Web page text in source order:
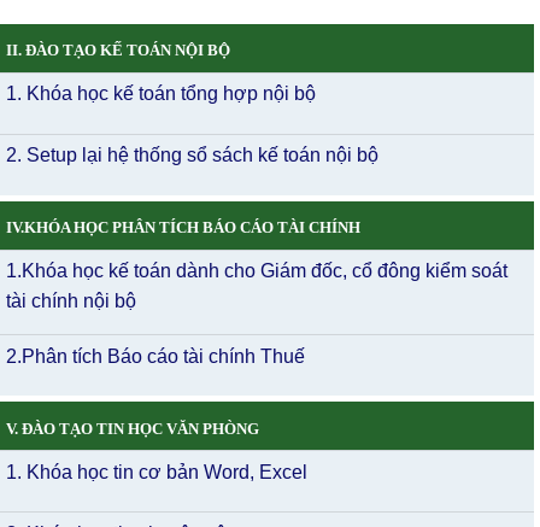
II. ĐÀO TẠO KẾ TOÁN NỘI BỘ
1. Khóa học kế toán tổng hợp nội bộ
2. Setup lại hệ thống sổ sách kế toán nội bộ
IV.KHÓA HỌC PHÂN TÍCH BÁO CÁO TÀI CHÍNH
1.Khóa học kế toán dành cho Giám đốc, cổ đông kiểm soát
tài chính nội bộ
2.Phân tích Báo cáo tài chính Thuế
V. ĐÀO TẠO TIN HỌC VĂN PHÒNG
1. Khóa học tin cơ bản Word, Excel